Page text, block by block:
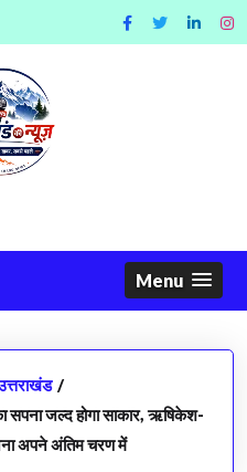
Menu
/
सपना जल्द होगा साकार, ऋषिकेश-
अपने अंतिम चरण में